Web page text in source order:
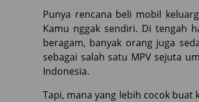
Punya rencana beli mobil
Kamu nggak sendiri. Di tengah
beragam, banyak orang juga
sebagai salah satu MPV sejuta
Indonesia.
Tapi, mana yang lebih cocok buat